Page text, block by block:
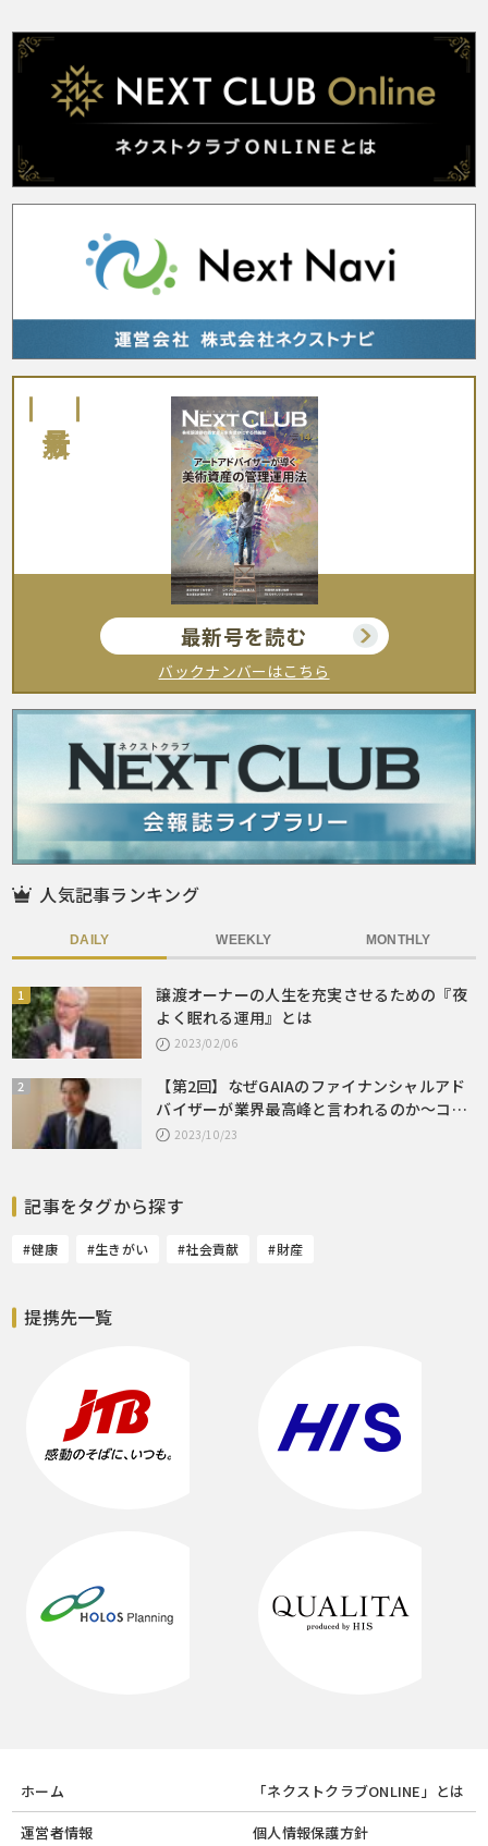
最新号を読む
バックナンバーはこちら
人気記事ランキング
DAILY WEEKLY MONTHLY
譲渡オーナーの人生を充実させるための『夜
よく眠れる運用』とは
2023/02/06
【第2回】なぜGAIAのファイナンシャルアド
バイザーが業界最高峰と言われるのか～コミ
ッションベースではなくフィーベースを貫く
2023/10/23
記事をタグから探す
#健康 #生きがい #社会貢献 #財産
提携先一覧
ホーム
「ネクストクラブONLINE」とは
運営者情報
個人情報保護方針